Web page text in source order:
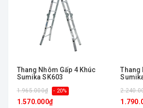
Thang Nhôm Gấp 4 Khúc
Sumika SK603
1.965.000₫ - 20%
1.570.000₫
Thang